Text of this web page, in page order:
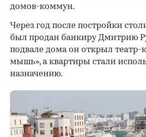
домов-коммун.
Через год после постройки
был продан банкиру Дмитрию
подвале дома он открыл театр-
мышь», а квартиры стали
назначению.